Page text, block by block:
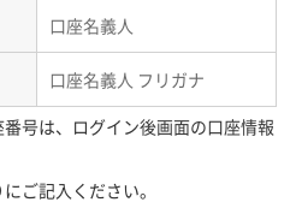
口座名義人
口座名義人 フリガナ
号は、ログイン後画面の口座情報
ご記入ください。